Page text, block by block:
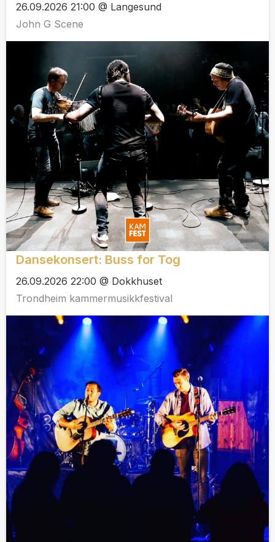
26.09.2026 21:00 @ Langesund
John G Scene
Dansekonsert: Buss for Tog
26.09.2026 22:00 @ Dokkhuset
Trondheim kammermusikkfestival